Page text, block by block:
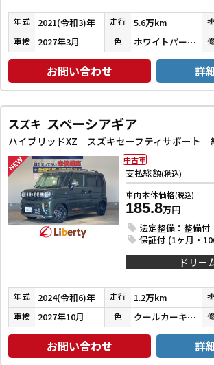
年式 2021(令和3)年 走行 5.6万km
車検 2027年3月 色 ホワイトパール３コートパール
お問い合わせ 詳
スズキ スペーシアギア
支払総額(税込)
車両本体価格(税込)
185.8万円
法定整備：整備付
保証付 (1ヶ月・
中古車
ドリー
年式 2024(令和6)年 走行 1.2万km
車検 2027年10月 色 クールカーキパールメタリック／ガンメタリック
お問い合わせ 詳